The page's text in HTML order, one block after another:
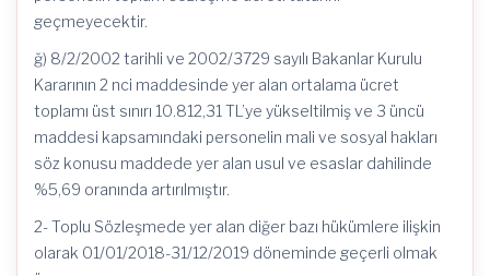
geçmeyecektir.
ğ) 8/2/2002 tarihli ve 2002/3729 sayılı Bakanlar Kurulu
Kararının 2 nci maddesinde yer alan ortalama ücret
toplamı üst sınırı 10.812,31 TL’ye yükseltilmiş ve 3 üncü
maddesi kapsamındaki personelin mali ve sosyal hakları
söz konusu maddede yer alan usul ve esaslar dahilinde
%5,69 oranında artırılmıştır.
2- Toplu Sözleşmede yer alan diğer bazı hükümlere ilişkin
olarak 01/01/2018-31/12/2019 döneminde geçerli olmak